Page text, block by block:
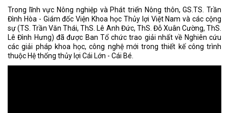
Trong lĩnh vực Nông nghiệp và Phát triển Nông thôn, GS.TS. Trần
Đình Hòa - Giám đốc Viện Khoa học Thủy lợi Việt Nam và các cộng
sự (TS. Trần Văn Thái, ThS. Lê Anh Đức, ThS. Đỗ Xuân Cường, ThS.
Lê Đình Hưng) đã được Ban Tổ chức trao giải nhất về Nghiên cứu
các giải pháp khoa học, công nghệ mới trong thiết kế công trình
thuộc Hệ thống thủy lợi Cái Lớn - Cái Bé.